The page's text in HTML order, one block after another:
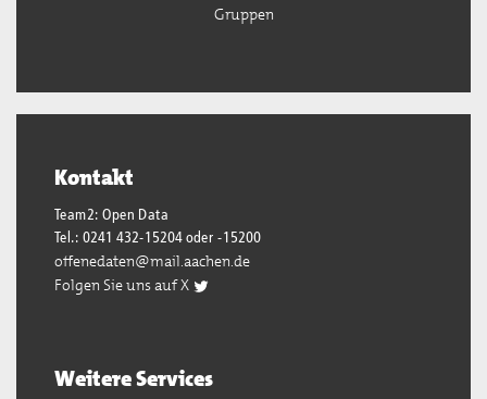
Gruppen
Kontakt
Team2: Open Data
Tel.: 0241 432-15204 oder -15200
offenedaten@mail.aachen.de
Folgen Sie uns auf X
Weitere Services